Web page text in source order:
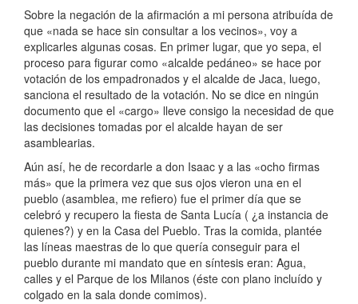
Sobre la negación de la afirmación a mi persona atribuída de
que «nada se hace sin consultar a los vecinos», voy a
explicarles algunas cosas. En primer lugar, que yo sepa, el
proceso para figurar como «alcalde pedáneo» se hace por
votación de los empadronados y el alcalde de Jaca, luego,
sanciona el resultado de la votación. No se dice en ningún
documento que el «cargo» lleve consigo la necesidad de que
las decisiones tomadas por el alcalde hayan de ser
asamblearias.
Aún así, he de recordarle a don Isaac y a las «ocho firmas
más» que la primera vez que sus ojos vieron una en el
pueblo (asamblea, me refiero) fue el primer día que se
celebró y recupero la fiesta de Santa Lucía ( ¿a instancia de
quienes?) y en la Casa del Pueblo. Tras la comida, plantée
las líneas maestras de lo que quería conseguir para el
pueblo durante mi mandato que en síntesis eran: Agua,
calles y el Parque de los Milanos (éste con plano incluído y
colgado en la sala donde comimos).